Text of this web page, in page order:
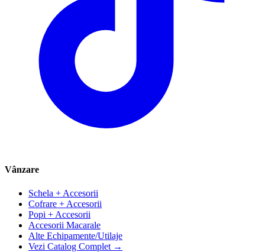
Vânzare
Schela + Accesorii
Cofrare + Accesorii
Popi + Accesorii
Accesorii Macarale
Alte Echipamente/Utilaje
Vezi Catalog Complet →